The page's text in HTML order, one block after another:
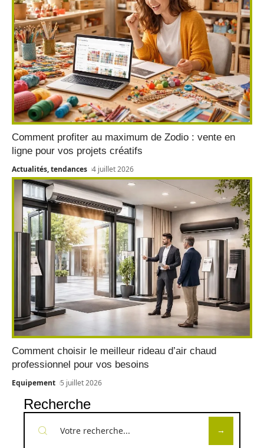
Comment profiter au maximum de Zodio : vente en
ligne pour vos projets créatifs
Actualités, tendances 4 juillet 2026
Comment choisir le meilleur rideau d’air chaud
professionnel pour vos besoins
Equipement 5 juillet 2026
Recherche